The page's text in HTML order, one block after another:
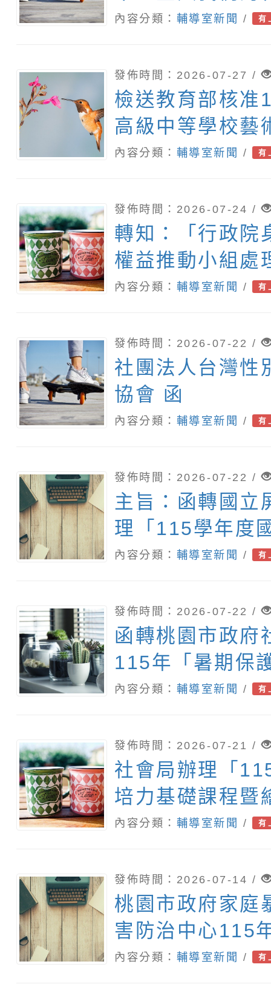
代！」2026兒
內容分類： 輔導室新聞 / 有
發佈時間：2026-07-27 /
檢送教育部核准
高級中等學校藝
色招生甄選入學
檻相關附件1份
內容分類： 輔導室新聞 / 有
發佈時間：2026-07-24 /
轉知：「行政院
權益推動小組處
身心障礙者權利
內容分類： 輔導室新聞 / 有
發佈時間：2026-07-22 /
社團法人台灣性
協會 函
內容分類： 輔導室新聞 / 有
發佈時間：2026-07-22 /
主旨：函轉國立
理「115學年度
導教師學士後教
助公告周知，請
內容分類： 輔導室新聞 / 有
發佈時間：2026-07-22 /
函轉桃園市政府
115年「暑期保
青春專案」活動
報名參加，請查
內容分類： 輔導室新聞 / 有
發佈時間：2026-07-21 /
社會局辦理「
培力基礎課程暨
坊」，請協助轉
內容分類： 輔導室新聞 / 有
發佈時間：2026-07-14 /
桃園市政府家庭
害防治中心115
暴力防治影像巡
內容分類： 輔導室新聞 / 有